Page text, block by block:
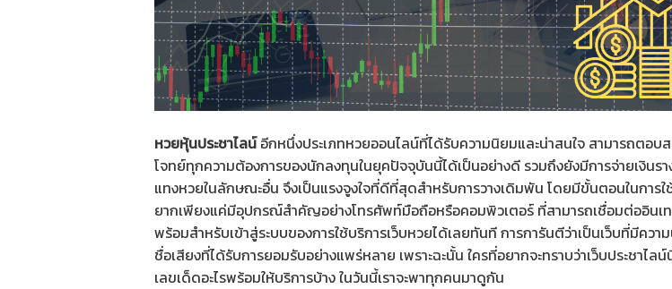
หวยหุ้นประชาไลน์อีกหนึ่งประเภทหวยออนไลน์ที่ได้รับความนิยมและน่าสนใจ สามารถตอบ
โจทย์ทุกความต้องการของนักลงทุนในยุคปัจจุบันนี้ได้เป็นอย่างดี รวมถึงยังมีการจ่ายเงินร
แทงหวยในลักษณะอื่น จึงเป็นแรงจูงใจที่ดีที่สุดสำหรับการวางเดิมพัน โดยมีขั้นตอนในการใ
ยากเพียงแค่มีอุปกรณ์สำคัญอย่างโทรศัพท์มือถือหรือคอมพิวเตอร์ ที่สามารถเชื่อมต่ออินเ
พร้อมสำหรับเข้าสู่ระบบของการใช้บริการเว็บหวยได้เลยทันที การการันตีว่าเป็นเว็บที่มีคว
ชื่อเสียงที่ได้รับการยอมรับอย่างแพร่หลาย เพราะฉะนั้น ใครที่อยากจะทราบว่าเว็บประชาไลน์
เลขเด็ดอะไรพร้อมให้บริการบ้าง ในวันนี้เราจะพาทุกคนมาดูกัน